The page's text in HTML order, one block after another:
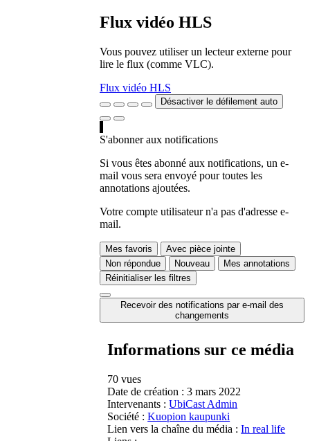
Flux vidéo HLS
Vous pouvez utiliser un lecteur externe pour
lire le flux (comme VLC).
Flux vidéo HLS
Désactiver le défilement auto
S'abonner aux notifications
Si vous êtes abonné aux notifications, un e-
mail vous sera envoyé pour toutes les
annotations ajoutées.
Votre compte utilisateur n'a pas d'adresse e-
mail.
Mes favoris
Avec pièce jointe
Non répondue
Nouveau
Mes annotations
Réinitialiser les filtres
Recevoir des notifications par e-mail des
changements
Informations sur ce média
70 vues
Date de création : 3 mars 2022
Intervenants : UbiCast Admin
Société : Kuopion kaupunki
Lien vers la chaîne du média : In real life